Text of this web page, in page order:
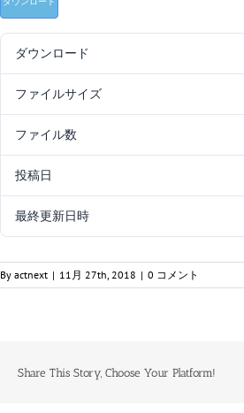
ダウンロード
ファイルサイズ
ファイル数
投稿日
最終更新日時
By actnext | 11月 27th, 2018 | 0 コメント
Share This Story, Choose Your Platform!